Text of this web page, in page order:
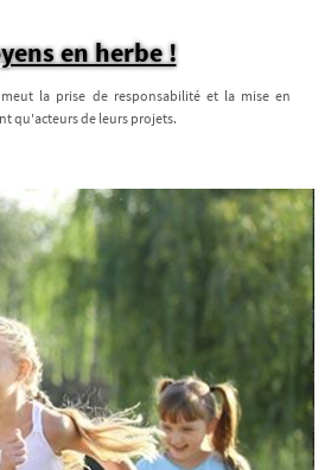
en herbe !
la prise de responsabilité et la mise en
qu'acteurs de leurs projets.